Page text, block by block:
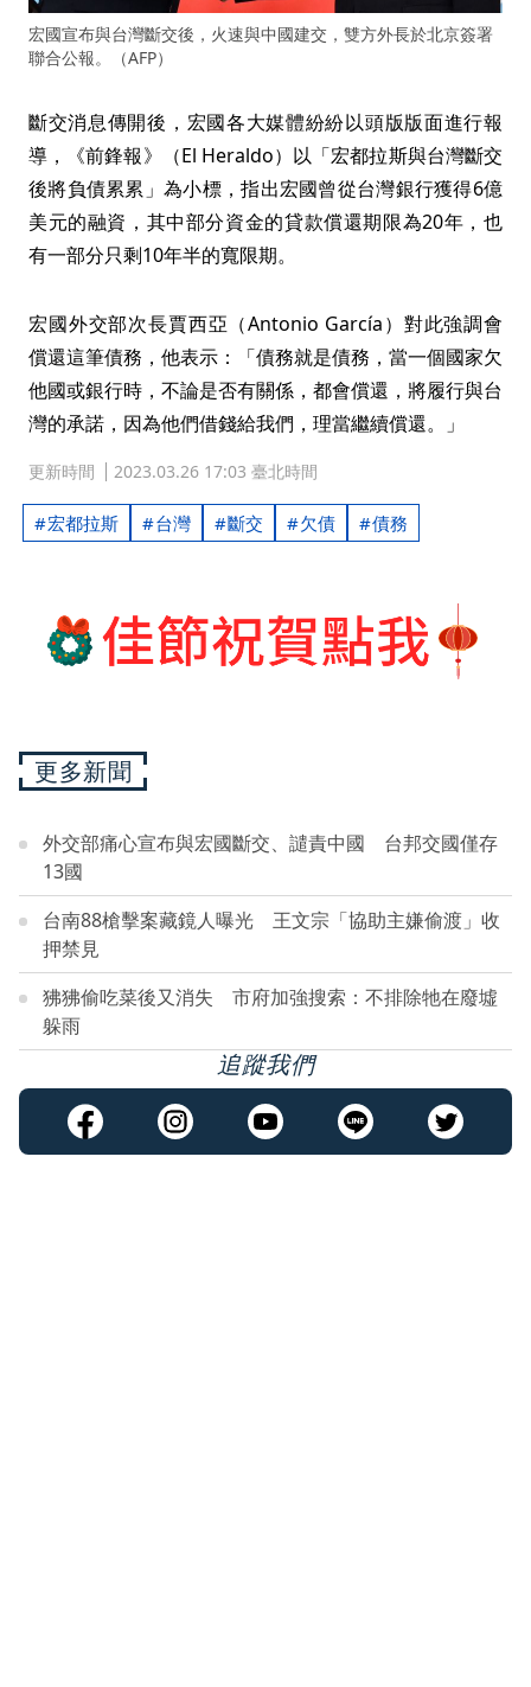
宏國宣布與台灣斷交後，火速與中國建交，雙方外長於北京簽署
聯合公報。（AFP）
斷交消息傳開後，宏國各大媒體紛紛以頭版版面進行報
導，《前鋒報》（El Heraldo）以「宏都拉斯與台灣斷交
後將負債累累」為小標，指出宏國曾從台灣銀行獲得6億
美元的融資，其中部分資金的貸款償還期限為20年，也
有一部分只剩10年半的寬限期。
宏國外交部次長賈西亞（Antonio García）對此強調會
償還這筆債務，他表示：「債務就是債務，當一個國家欠
他國或銀行時，不論是否有關係，都會償還，將履行與台
灣的承諾，因為他們借錢給我們，理當繼續償還。」
更新時間 2023.03.26 17:03 臺北時間
宏都拉斯 台灣 斷交 欠債 債務
更多新聞
外交部痛心宣布與宏國斷交、譴責中國 台邦交國僅存
13國
台南88槍擊案藏鏡人曝光 王文宗「協助主嫌偷渡」收
押禁見
狒狒偷吃菜後又消失 市府加強搜索：不排除牠在廢墟
躲雨
追蹤我們